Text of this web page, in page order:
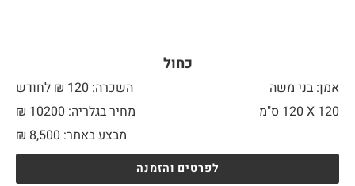
כחול
אמן: בני משה
השכרה: 120 ₪ לחודש
120 X
מחיר בגלריה: 10200 ₪
מבצע באתר:
₪ 8,500
לפרטים והזמנה